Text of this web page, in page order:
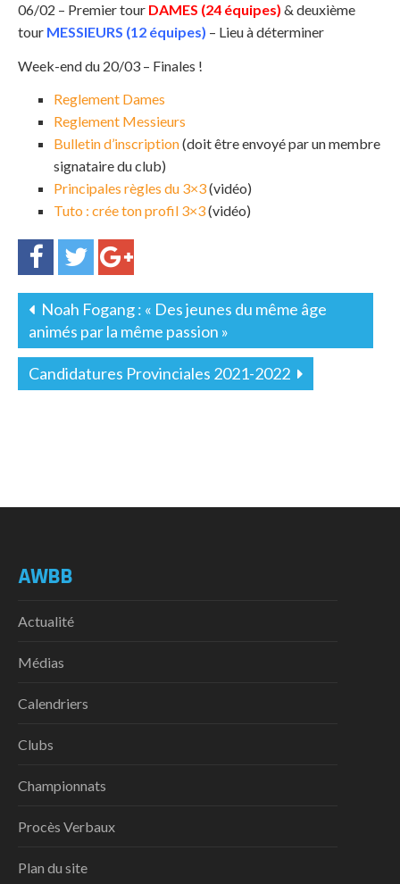
06/02 – Premier tour DAMES (24 équipes) & deuxième
tour MESSIEURS (12 équipes) – Lieu à déterminer
Week-end du 20/03 – Finales !
Reglement Dames
Reglement Messieurs
Bulletin d’inscription(doit être envoyé par un membre
signataire du club)
Principales règles du 3×3(vidéo)
Tuto : crée ton profil 3×3(vidéo)
Noah Fogang : « Des jeunes du même âge
animés par la même passion »
Candidatures Provinciales 2021-2022
AWBB
Actualité
Médias
Calendriers
Clubs
Championnats
Procès Verbaux
Plan du site